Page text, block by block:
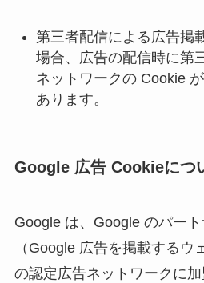
第三者配信による広告掲
場合、広告の配信時に第
ネットワークの Cookie
あります。
Google 広告 Cookieにつ
Google は、Google のパー
（Google 広告を掲載するウ
の認定広告ネットワークに